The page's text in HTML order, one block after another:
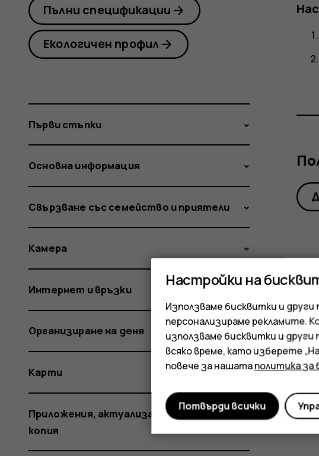
Пълни спецификации
Екологичен профил
Първи стъпки
Основна информация
Свързване със семейство и приятели
Камера
Интернет и връзки
Организиране на деня
Карти
Приложения, актуализации и резервни
копия
Настройки на
Използваме бисквитки и
персонализираме рекламите.
използваме бисквитки и
всяко време, като изберете
повече за нашатаполитика
Потвърди всички